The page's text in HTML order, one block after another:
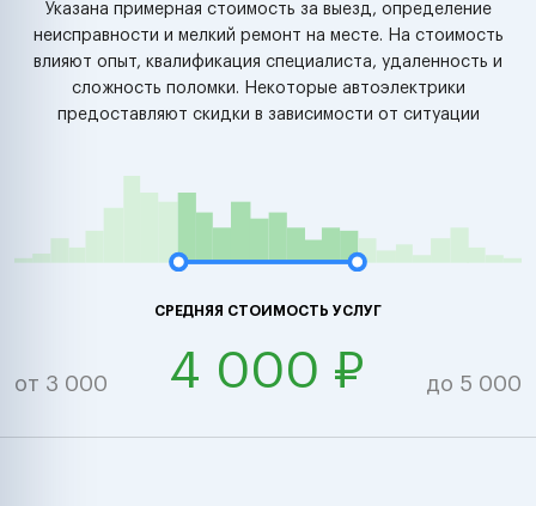
Указана примерная стоимость за выезд, определение
неисправности и мелкий ремонт на месте. На стоимость
влияют опыт, квалификация специалиста, удаленность и
сложность поломки. Некоторые автоэлектрики
предоставляют скидки в зависимости от ситуации
СРЕДНЯЯ СТОИМОСТЬ УСЛУГ
от 3 000 4 000 ₽ до 5 000